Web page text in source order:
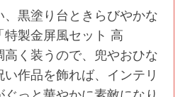
、黒塗り台ときらびやかな
製金屏風セット 高
高く装うので、兜やおひな
い作品を飾れば、インテリ